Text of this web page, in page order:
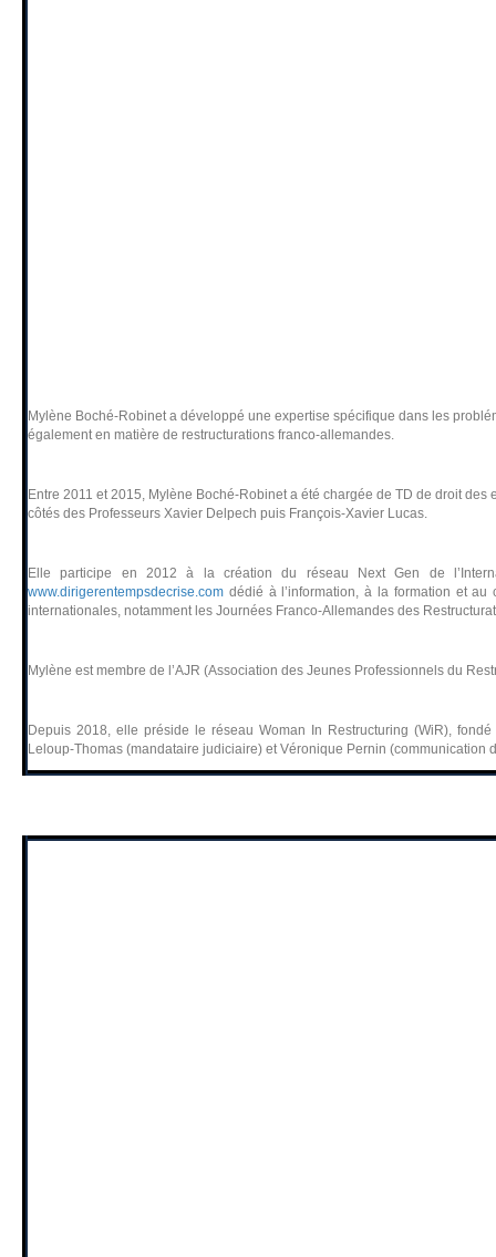
Mylène Boché-Robinet a développé une expertise spécifique dans les
également en matière de restructurations franco-allemandes.
Entre 2011 et 2015, Mylène Boché-Robinet a été chargée de TD de droit
côtés des Professeurs Xavier Delpech puis François-Xavier Lucas.
Elle participe en 2012 à la création du réseau Next Gen de
www.dirigerentempsdecrise.com dédié à l’information, à la formation et
internationales, notamment les Journées Franco-Allemandes des
Mylène est membre de l’AJR (Association des Jeunes Professionnels du
Depuis 2018, elle préside le réseau Woman In Restructuring (WiR),
Leloup-Thomas (mandataire judiciaire) et Véronique Pernin